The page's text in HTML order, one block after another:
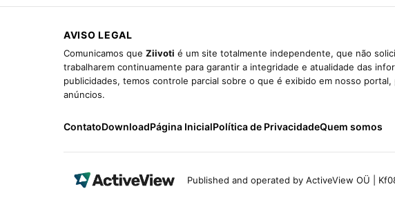
AVISO LEGAL
Comunicamos que Ziivoti é um site totalmente independente, que não
trabalharem continuamente para garantir a integridade e atualidade das
publicidades, temos controle parcial sobre o que é exibido em nosso
anúncios.
ContatoDownloadPágina InicialPolítica de PrivacidadeQuem somos
Published and operated by ActiveView OÜ |